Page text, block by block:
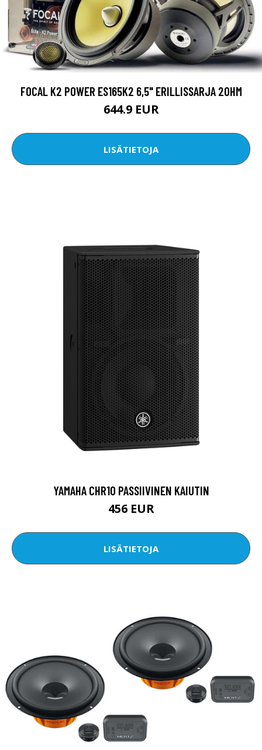
FOCAL K2 POWER ES165K2 6,5" ERILLISSARJA 2OHM
644.9 EUR
LISÄTIETOJA
YAMAHA CHR10 PASSIIVINEN KAIUTIN
456 EUR
LISÄTIETOJA